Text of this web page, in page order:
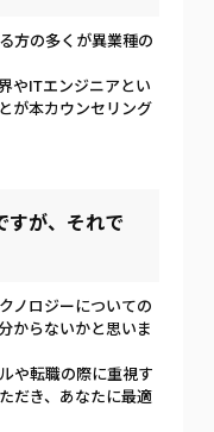
方の多くが異業種の
やITエンジニアとい
が本カウンセリング
すが、それで
ノロジーについての
からないかと思いま
や転職の際に重視す
だき、あなたに最適